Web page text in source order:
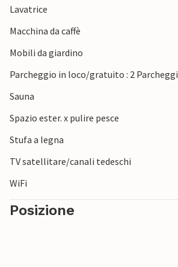
Lavatrice
Macchina da caffè
Mobili da giardino
Parcheggio in loco/gratuito : 2 Parcheggi
Sauna
Spazio ester. x pulire pesce
Stufa a legna
TV satellitare/canali tedeschi
WiFi
Posizione